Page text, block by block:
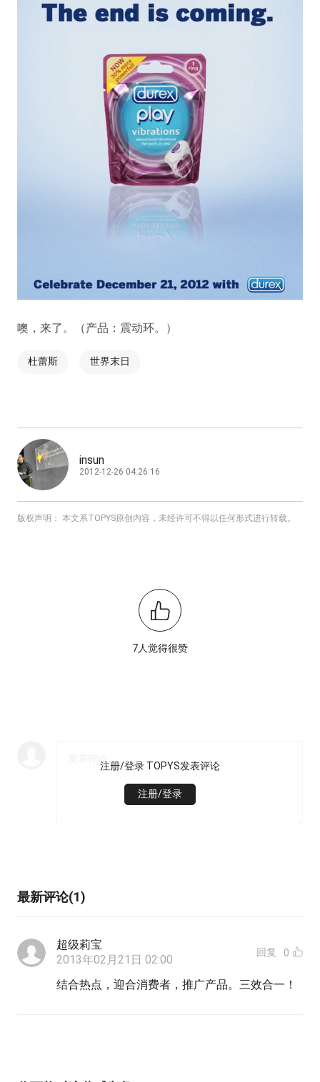
噢，来了。（产品：震动环。）
杜蕾斯 世界末日
insun
2012-12-26 04:26:16
版权声明： 本文系TOPYS原创内容，未经许可不得以任何形式进行转载。
7人觉得很赞
注册/登录 TOPYS发表评论
注册/登录
最新评论(1)
超级莉宝
2013年02月21日 02:00
回复 0
结合热点，迎合消费者，推广产品。三效合一！